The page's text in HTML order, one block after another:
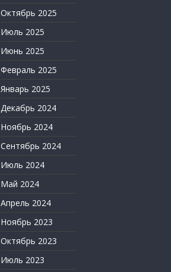
Октябрь 2025
Июль 2025
Июнь 2025
Февраль 2025
Январь 2025
Декабрь 2024
Ноябрь 2024
Сентябрь 2024
Июль 2024
Май 2024
Апрель 2024
Ноябрь 2023
Октябрь 2023
Июль 2023